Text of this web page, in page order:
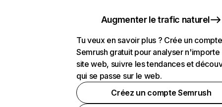
Augmenter le trafic naturel
Tu veux en savoir plus ? Crée un compte
Semrush gratuit pour analyser n'importe
site web, suivre les tendances et
qui se passe sur le web.
Créez un compte Semrush